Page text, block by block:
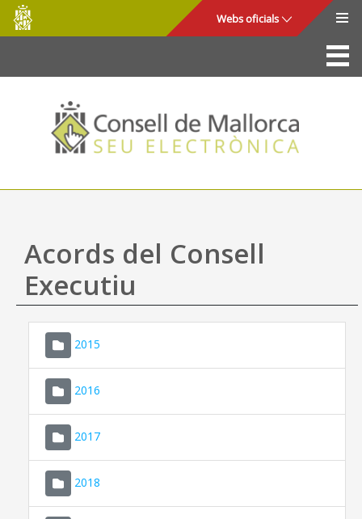
Salta al contingut principal
Consell
de
Mallorca
Webs oficials
La Seu
Consell de Mallorca
Accés i seguretat
Utilitats
Ajuda
Acords del Consell
Executiu
2015
2016
2017
2018